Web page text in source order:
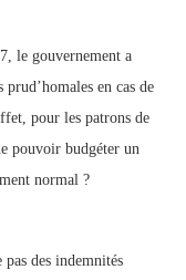
le gouvernement a
en cas de
pour les patrons de
pouvoir budgéter un
normal ?
pas des indemnités